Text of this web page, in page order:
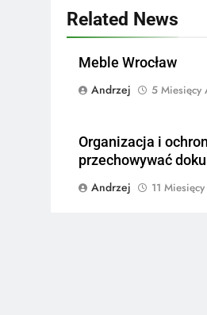
Related News
Meble Wrocław
Andrzej
5 Miesięcy
Organizacja i
przechowywać
Andrzej
11